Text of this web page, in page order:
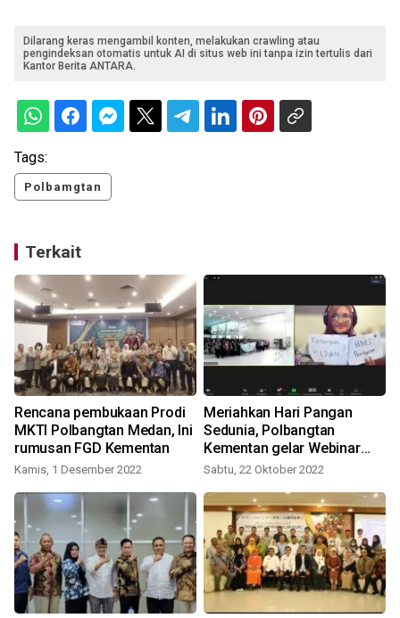
Dilarang keras mengambil konten, melakukan crawling atau
pengindeksan otomatis untuk AI di situs web ini tanpa izin tertulis dari
Kantor Berita ANTARA.
Tags:
Polbamgtan
Terkait
Rencana pembukaan Prodi
MKTI Polbangtan Medan, Ini
rumusan FGD Kementan
Kamis, 1 Desember 2022
Meriahkan Hari Pangan
Sedunia, Polbangtan
Kementan gelar Webinar
Agri Talk di Medan
Sabtu, 22 Oktober 2022